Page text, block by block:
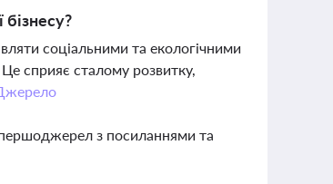
соціальними та екологічними
сприяє сталому розвитку,
з посиланнями та